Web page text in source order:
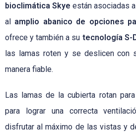
bioclimática Skye están asociadas
al amplio abanico de opciones
ofrece y también a su tecnología S-
las lamas roten y se deslicen con
manera fiable.
Las lamas de la cubierta rotan
para lograr una correcta
disfrutar al máximo de las vistas y